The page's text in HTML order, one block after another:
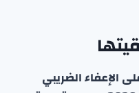
الإعفاء الضريبي